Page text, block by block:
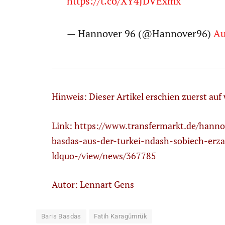
— Hannover 96 (@Hannover96)
Hinweis: Dieser Artikel erschien zuerst auf
Link: https://www.transfermarkt.de/
basdas-aus-der-turkei-ndash-sobiech-
ldquo-/view/news/367785
Autor: Lennart Gens
Baris Basdas Fatih Karagümrük